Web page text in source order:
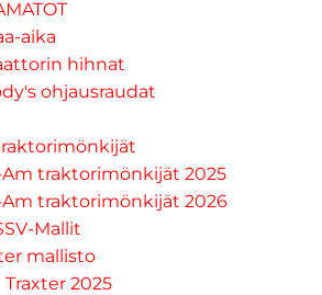
aika
hihnat
ohjausraudat
Am traktorimönkijät 2025
Am traktorimönkijät 2026
Mallit
mallisto
Traxter 2025